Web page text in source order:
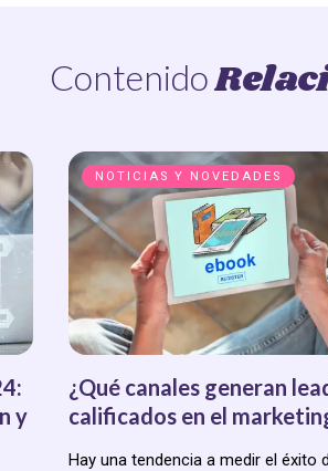
Contenido
y
NOTICIAS Y NOVEDADES
¿Qué canales generan
calificados en el
Hay una tendencia a medir el éxito